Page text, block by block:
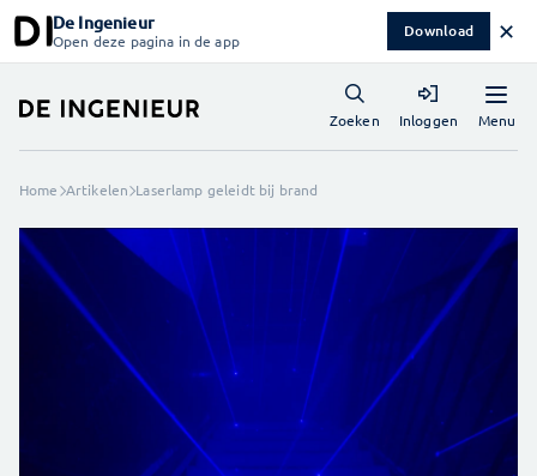
De Ingenieur
Open deze pagina in de app Download ✕
Menu
Zoeken Inloggen
Home Artikelen Laserlamp geleidt bij brand